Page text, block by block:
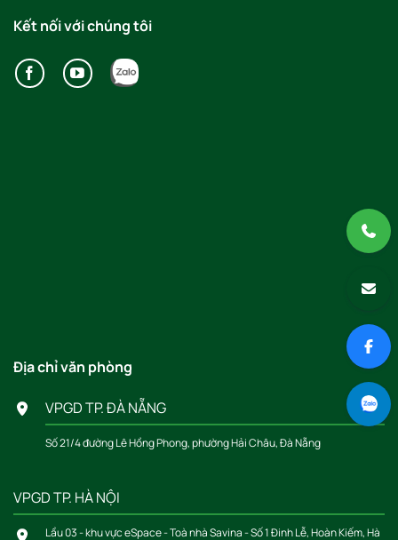
Kết nối với chúng tôi
Địa chỉ văn phòng
VPGD TP. ĐÀ NẴNG
Số 21/4 đường Lê Hồng Phong, phường Hải Châu, Đà Nẵng
VPGD TP. HÀ NỘI
Lầu 03 - khu vực eSpace - Toà nhà Savina - Số 1 Đinh Lễ, Hoàn Kiếm, Hà